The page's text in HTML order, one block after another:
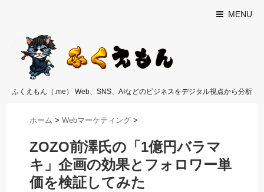
MENU
ふくえもん（.me） Web、SNS、AIなどのビジネスをデジタル視点から分析
ホーム > Webマーケティング >
ZOZO前澤氏の「1億円バラマ
キ」企画の効果とフォロワー単
価を検証してみた